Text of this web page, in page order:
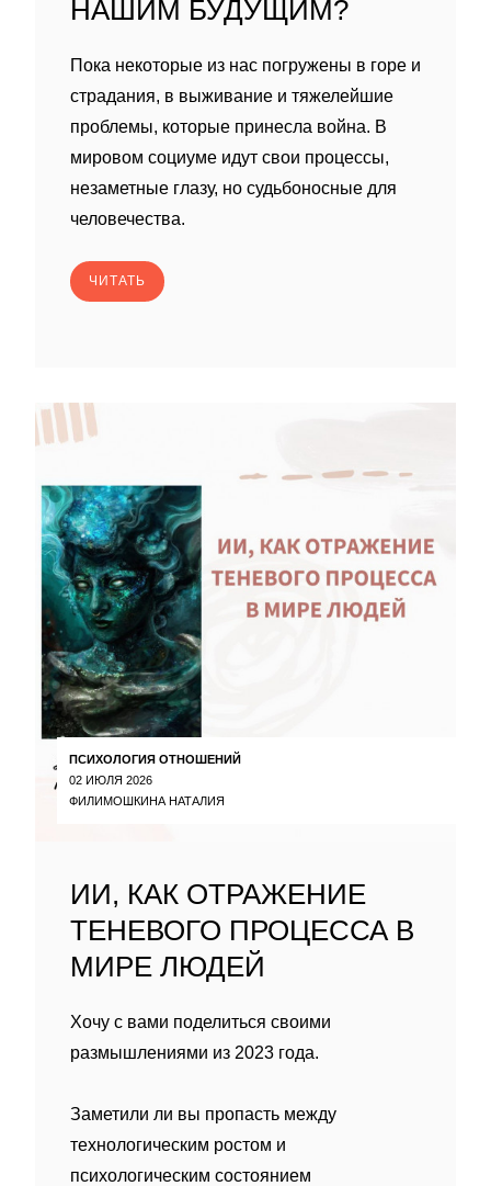
НАШИМ БУДУЩИМ?
Пока некоторые из нас погружены в горе и
страдания, в выживание и тяжелейшие
проблемы, которые принесла война. В
мировом социуме идут свои процессы,
незаметные глазу, но судьбоносные для
человечества.
ЧИТАТЬ
ПСИХОЛОГИЯ ОТНОШЕНИЙ
02 ИЮЛЯ 2026
ФИЛИМОШКИНА НАТАЛИЯ
ИИ, КАК ОТРАЖЕНИЕ
ТЕНЕВОГО ПРОЦЕССА В
МИРЕ ЛЮДЕЙ
Хочу с вами поделиться своими
размышлениями из 2023 года.
Заметили ли вы пропасть между
технологическим ростом и
психологическим состоянием